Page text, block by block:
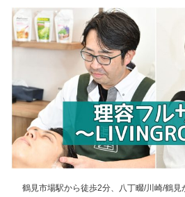
鶴見市場駅から徒歩2分、八丁畷/川崎/鶴